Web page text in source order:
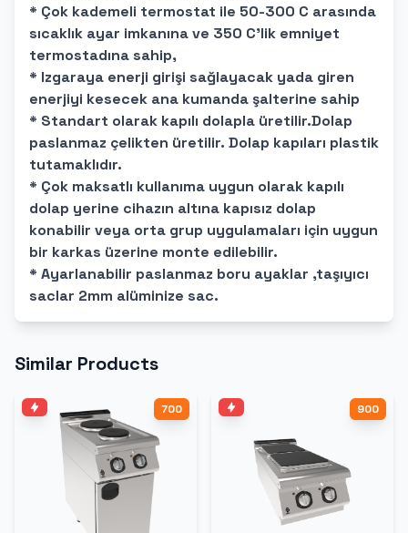
* Çok kademeli termostat ile 50-300 C arasında
sıcaklık ayar imkanına ve 350 C'lik emniyet
termostadına sahip,
* Izgaraya enerji girişi sağlayacak yada giren
enerjiyi kesecek ana kumanda şalterine sahip
* Standart olarak kapılı dolapla üretilir.Dolap
paslanmaz çelikten üretilir. Dolap kapıları plastik
tutamaklıdır.
* Çok maksatlı kullanıma uygun olarak kapılı
dolap yerine cihazın altına kapısız dolap
konabilir veya orta grup uygulamaları için uygun
bir karkas üzerine monte edilebilir.
* Ayarlanabilir paslanmaz boru ayaklar ,taşıyıcı
saclar 2mm alüminize sac.
Similar Products
700 900